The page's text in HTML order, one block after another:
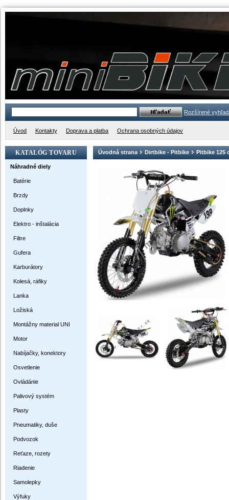
Rozšírené
Úvod Kontakty Doprava a platba Ochrana osobných údajov
KATALÓG TOVARU
Náhradné diely
Batérie
Brzdy
Doplnky
Elektro - inštalácia
Filtre
Gufera
Karburátory
Kolesá, ráfiky
Lanka
Ložiská
Montážny material UNI
Motor
Nabíjačky, konektory
Osvetlenie
Ovládánie
Palivový systém
Plasty
Pneumatiky, duše
Podvozok
Reťaze, rozety
Riadenie
Samolepky
Výfuky
Úvodná strana Dirtbike - Pitbike Pitbike 125